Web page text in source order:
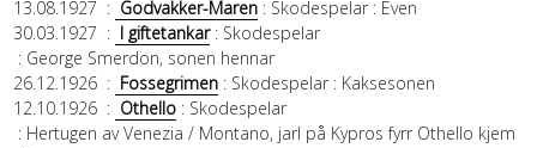
13.08.1927 : Godvakker-Maren: Skodespelar: Even
30.03.1927 : I giftetankar: Skodespelar
: George Smerdon, sonen hennar
26.12.1926: Fossegrimen: Skodespelar: Kaksesonen
12.10.1926: Othello: Skodespelar
: Hertugen av Venezia / Montano, jarl på Kypros fyrr Othello kjem